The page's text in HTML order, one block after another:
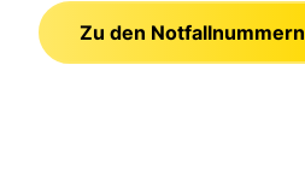
Zu den Notfallnummern